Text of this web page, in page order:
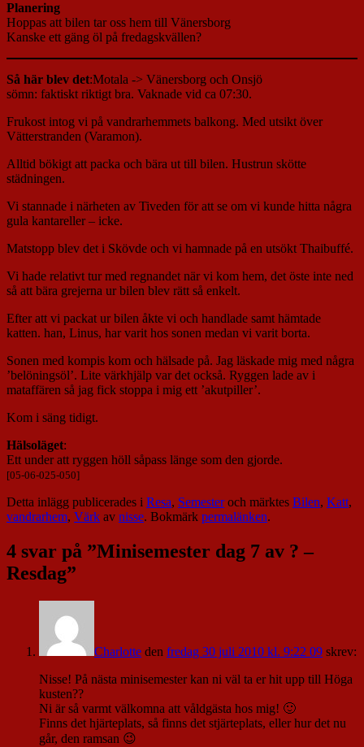
Planering
Hoppas att bilen tar oss hem till Vänersborg
Kanske ett gäng öl på fredagskvällen?
Så här blev det:Motala -> Vänersborg och Onsjö
sömn: faktiskt riktigt bra. Vaknade vid ca 07:30.
Frukost intog vi på vandrarhemmets balkong. Med utsikt över
Vätterstranden (Varamon).
Alltid bökigt att packa och bära ut till bilen. Hustrun skötte
städningen.
Vi stannade i närheten av Tiveden för att se om vi kunde hitta några
gula kantareller – icke.
Matstopp blev det i Skövde och vi hamnade på en utsökt Thaibuffé.
Vi hade relativt tur med regnandet när vi kom hem, det öste inte ned
så att bära grejerna ur bilen blev rätt så enkelt.
Efter att vi packat ur bilen åkte vi och handlade samt hämtade
katten. han, Linus, har varit hos sonen medan vi varit borta.
Sonen med kompis kom och hälsade på. Jag läskade mig med några
’belöningsöl’. Lite värkhjälp var det också. Ryggen lade av i
mataffären så jag fick stoppa i mig ett ’akutpiller’.
Kom i säng tidigt.
Hälsoläget:
Ett under att ryggen höll såpass länge som den gjorde.
[05-06-025-050]
Detta inlägg publicerades i Resa, Semesteroch märktes Bilen, Katt,
vandrarhem, Värk av nisse. Bokmärk permalänken.
4 svar på ”Minisemester dag 7 av ? –
Resdag”
Charlotte den fredag 30 juli 2010 kl. 9:22 09 skrev:
Nisse! På nästa minisemester kan ni väl ta er hit upp till Höga
kusten??
Ni är så varmt välkomna att våldgästa hos mig! 🙂
Finns det hjärteplats, så finns det stjärteplats, eller hur det nu
går, den ramsan 😉